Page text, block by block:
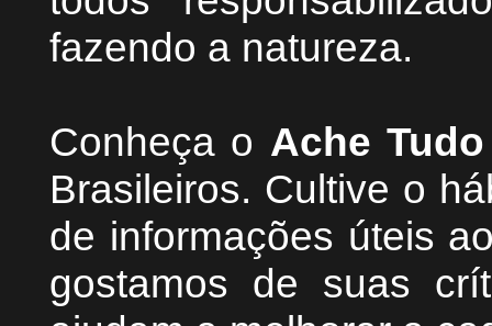
fazendo a natureza.
Conheça o Ache
Brasileiros. Cultive o
de informações úteis
gostamos de suas